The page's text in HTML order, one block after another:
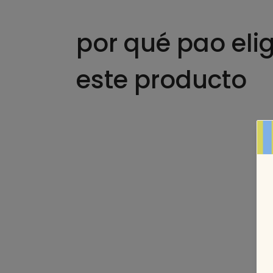
por qué pao
este producto